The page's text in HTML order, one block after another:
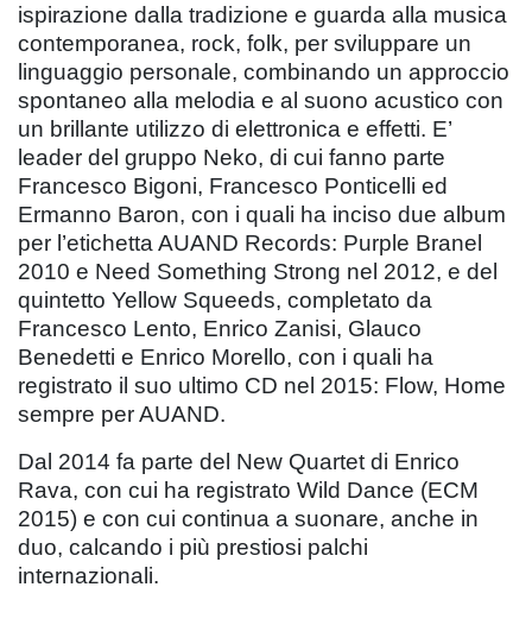
ispirazione dalla tradizione e guarda alla musica
contemporanea, rock, folk, per sviluppare un
linguaggio personale, combinando un approccio
spontaneo alla melodia e al suono acustico con
un brillante utilizzo di elettronica e effetti. E’
leader del gruppo Neko, di cui fanno parte
Francesco Bigoni, Francesco Ponticelli ed
Ermanno Baron, con i quali ha inciso due album
per l’etichetta AUAND Records: Purple Branel
2010 e Need Something Strong nel 2012, e del
quintetto Yellow Squeeds, completato da
Francesco Lento, Enrico Zanisi, Glauco
Benedetti e Enrico Morello, con i quali ha
registrato il suo ultimo CD nel 2015: Flow, Home
sempre per AUAND.
Dal 2014 fa parte del New Quartet di Enrico
Rava, con cui ha registrato Wild Dance (ECM
2015) e con cui continua a suonare, anche in
duo, calcando i più prestiosi palchi
internazionali.